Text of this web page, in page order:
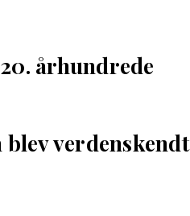
århundrede
verdenskendt